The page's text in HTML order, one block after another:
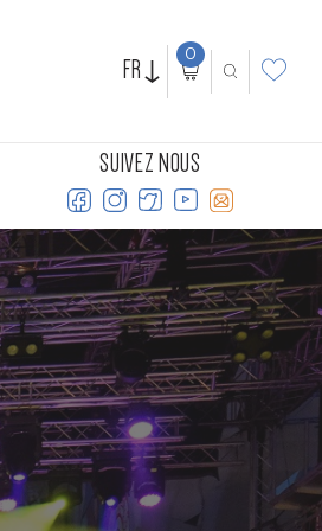
FR 0
SUIVEZ NOUS